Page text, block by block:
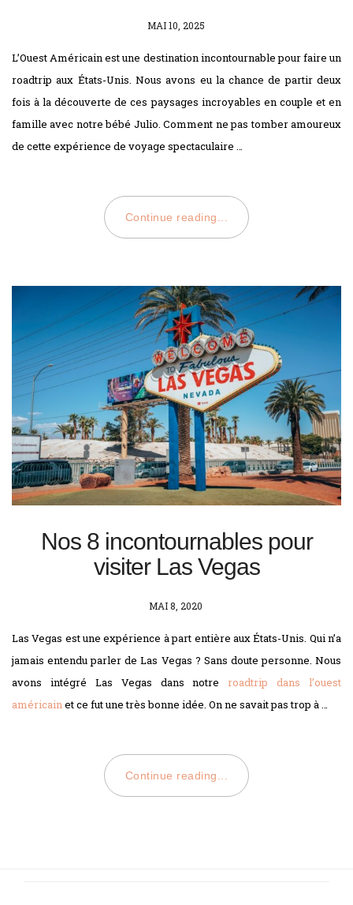
POSTED
MAI 10, 2025
L’Ouest Américain est une destination incontournable pour faire un
roadtrip aux États-Unis. Nous avons eu la chance de partir deux
fois à la découverte de ces paysages incroyables en couple et en
famille avec notre bébé Julio. Comment ne pas tomber amoureux
de cette expérience de voyage spectaculaire …
Continue reading...
Nos 8 incontournables pour
visiter Las Vegas
POSTED
MAI 8, 2020
Las Vegas est une expérience à part entière aux États-Unis. Qui n’a
jamais entendu parler de Las Vegas ? Sans doute personne. Nous
avons intégré Las Vegas dans notreroadtrip dans l’ouest
américainet ce fut une très bonne idée. On ne savait pas trop à …
Continue reading...